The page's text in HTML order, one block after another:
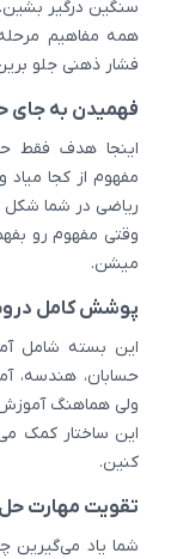
سنگین درگیر بشین.
همه مفاهیم
فشار ذهنی جلو
فهمیدن به جای
اینجا هدف فقط
مفهوم از کجا
ریاضی در شما شکل
وقتی مفهوم رو
میشن.
پوشش کامل
این بسته شامل
حسابان، هندسه،
ولی هماهنگ
این ساختار کمک
کنین.
تقویت مهارت
شما یاد می‌گیرین